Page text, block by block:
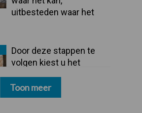
uitbesteden waar het
Door deze stappen te
volgen kiest u het
dipmiddel dat bij uw
bedrijf past
Toon meer